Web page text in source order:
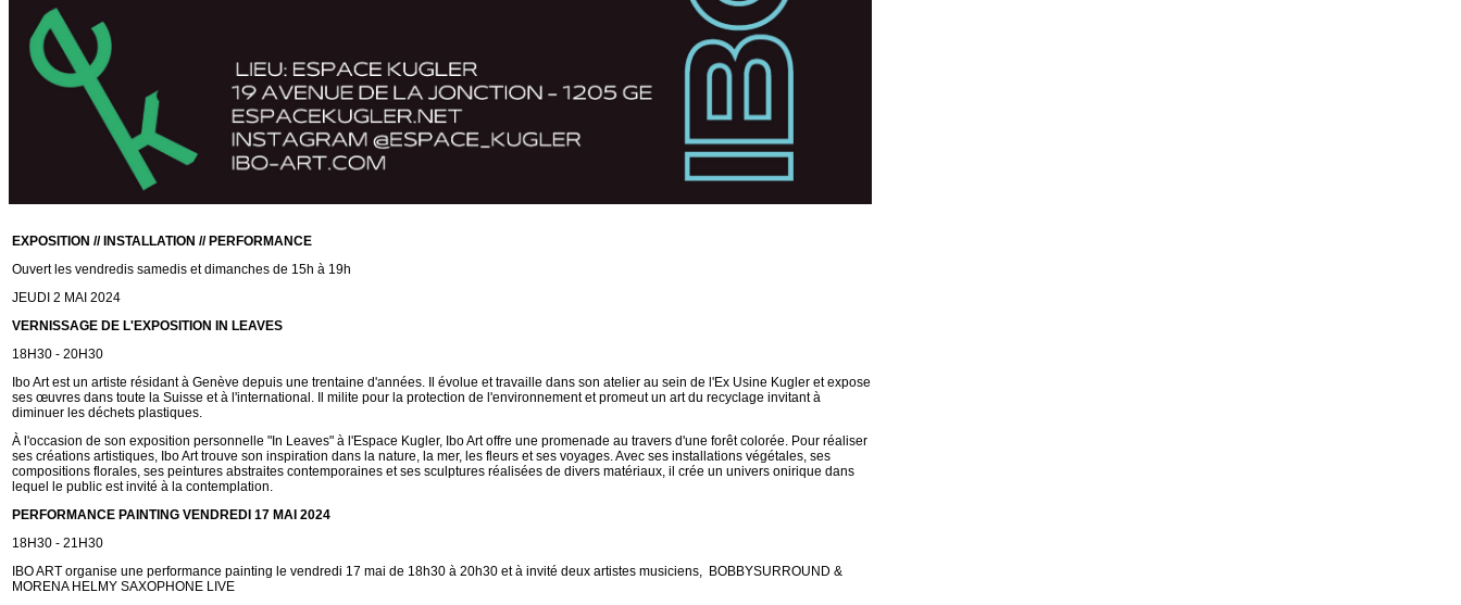
EXPOSITION // INSTALLATION // PERFORMANCE
Ouvert les vendredis samedis et dimanches de 15h à 19h
JEUDI 2 MAI 2024
VERNISSAGE DE L'EXPOSITION IN LEAVES
18H30 - 20H30
Ibo Art est un artiste résidant à Genève depuis une trentaine d'années. Il évolue et travaille dans son atelier au sein de l'Ex Usine Kugler et expose
ses œuvres dans toute la Suisse et à l'international. Il milite pour la protection de l'environnement et promeut un art du recyclage invitant à
diminuer les déchets plastiques.
À l'occasion de son exposition personnelle "In Leaves" à l'Espace Kugler, Ibo Art offre une promenade au travers d'une forêt colorée. Pour réaliser
ses créations artistiques, Ibo Art trouve son inspiration dans la nature, la mer, les fleurs et ses voyages. Avec ses installations végétales, ses
compositions florales, ses peintures abstraites contemporaines et ses sculptures réalisées de divers matériaux, il crée un univers onirique dans
lequel le public est invité à la contemplation.
PERFORMANCE PAINTING VENDREDI 17 MAI 2024
18H30 - 21H30
IBO ART organise une performance painting le vendredi 17 mai de 18h30 à 20h30 et à invité deux artistes musiciens, BOBBYSURROUND &
MORENA HELMY SAXOPHONE LIVE